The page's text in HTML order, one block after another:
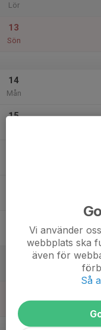
Lör
13
Sön
14
Mån
15
Sön
Vi använder
webbplats ska
även för
Så